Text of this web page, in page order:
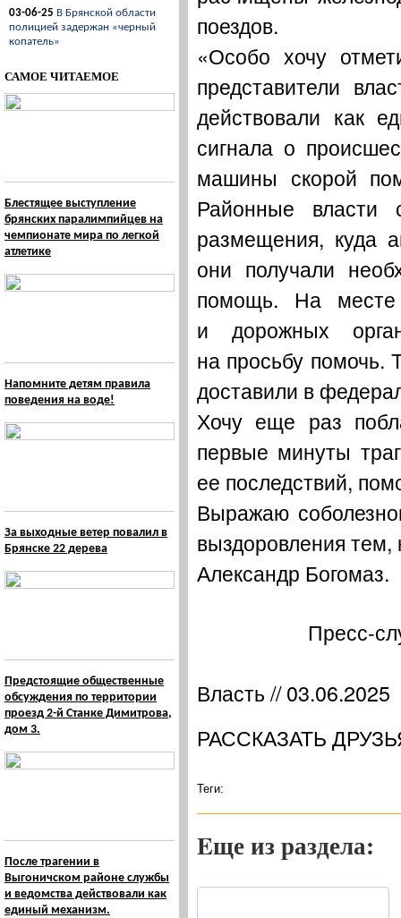
03-06-25 В Брянской области
полицией задержан «черный
копатель»
САМОЕ ЧИТАЕМОЕ
Блестящее выступление
брянских паралимпийцев на
чемпионате мира по легкой
атлетике
Напомните детям правила
поведения на воде!
За выходные ветер повалил в
Брянске 22 дерева
Предстоящие общественные
обсуждения по территории
проезд 2-й Станке Димитрова,
дом 3.
После трагении в
Выгоничском районе службы
и ведомства действовали как
единый механизм.
поездов.
«Особо хочу
представители
действовали как
сигнала о
машины скорой
Районные власти
размещения, куда
они получали
помощь. На месте
и дорожных
на просьбу помочь.
доставили в
Хочу еще раз
первые минуты
ее последствий,
Выражаю
выздоровления
Александр Богомаз.
Пресс-
Власть // 03.06.2025
РАССКАЗАТЬ
Теги:
Eще из раздела: